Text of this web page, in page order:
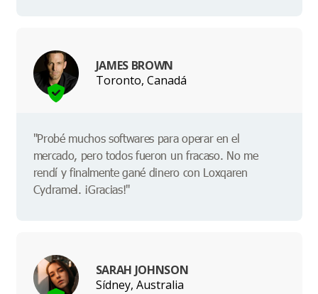
JAMES BROWN
Toronto, Canadá
"Probé muchos softwares para operar en el
mercado, pero todos fueron un fracaso. No me
rendí y finalmente gané dinero con Loxqaren
Cydramel. ¡Gracias!"
SARAH JOHNSON
Sídney, Australia